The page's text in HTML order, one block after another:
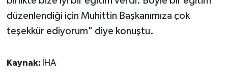
düzenlendiği için Muhittin Başkanımıza çok
teşekkür ediyorum" diye konuştu.
Kaynak: İHA